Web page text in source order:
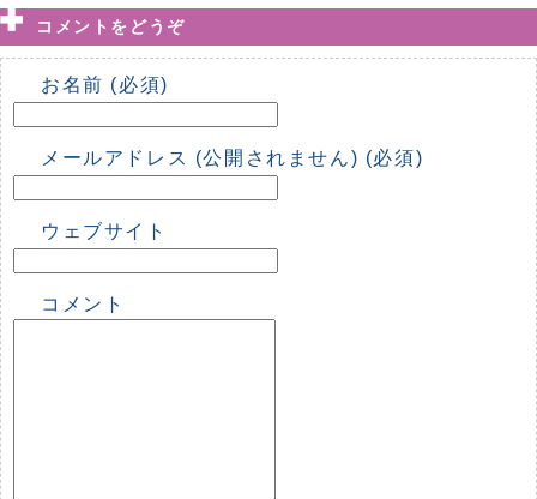
コメントをどうぞ
お名前 (必須)
メールアドレス (公開されません) (必須)
ウェブサイト
コメント